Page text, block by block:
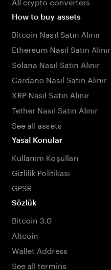
How to buy assets
Bitcoin Nasıl Satın Alınır
Ethereum Nasıl Satın Alınır
Solana Nasıl Satın Alınır
Cardano Nasıl Satın Alınır
XRP Nasıl Satın Alınır
Tether Nasıl Satın Alınır
See all assets
Yasal Konular
Kullanım Koşulları
Gizlilik Politikası
GPSR
Sözlük
Bitcoin 3.0
Altcoin
Wallet Address
See all termins